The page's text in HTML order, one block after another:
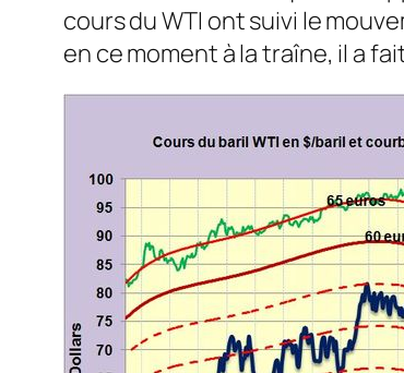
cours du WTI ont suivi le
en ce moment à la traîne, il a